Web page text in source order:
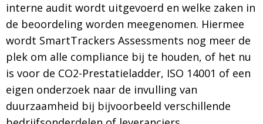
interne audit wordt uitgevoerd en welke zaken in
de beoordeling worden meegenomen. Hiermee
wordt SmartTrackers Assessments nog meer de
plek om alle compliance bij te houden, of het nu
is voor de CO2-Prestatieladder, ISO 14001 of een
eigen onderzoek naar de invulling van
duurzaamheid bij bijvoorbeeld verschillende